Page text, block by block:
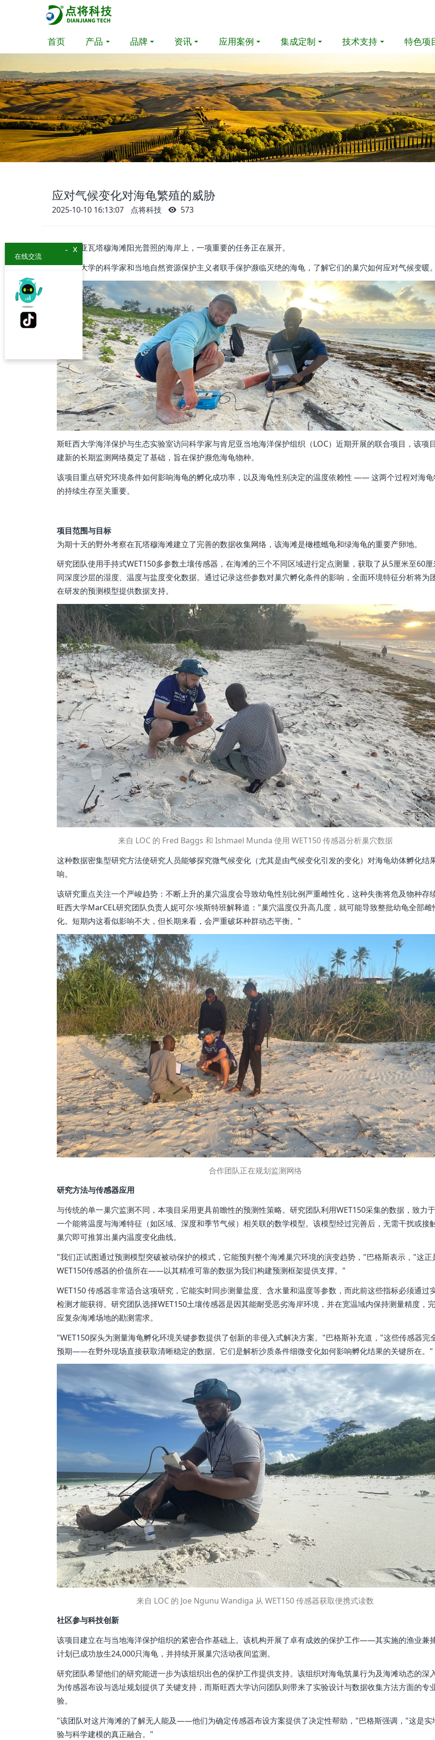
首页 产品 品牌 资讯 应用案例 集成定制 技术支持 特色项
应对气候变化对海龟繁殖的威胁
2025-10-10 16:13:07 点将科技 573
在肯尼亚瓦塔穆海滩阳光普照的海岸上，一项重要的任务正在展开。
斯旺西大学的科学家和当地自然资源保护主义者联手保护濒临灭绝的海龟，了解它们的巢穴如何应对气候变暖
斯旺西大学海洋保护与生态实验室访问科学家与肯尼亚当地海洋保护组织（LOC）近期开展的联合项目，该项
建新的长期监测网络奠定了基础，旨在保护濒危海龟物种。
该项目重点研究环境条件如何影响海龟的孵化成功率，以及海龟性别决定的温度依赖性 —— 这两个过程对海
的持续生存至关重要。
项目范围与目标
为期十天的野外考察在瓦塔穆海滩建立了完善的数据收集网络，该海滩是橄榄蠵龟和绿海龟的重要产卵地。
研究团队使用手持式WET150多参数土壤传感器，在海滩的三个不同区域进行定点测量，获取了从5厘米至60
同深度沙层的湿度、温度与盐度变化数据。通过记录这些参数对巢穴孵化条件的影响，全面环境特征分析将为
在研发的预测模型提供数据支持。
来自 LOC 的 Fred Baggs 和 Ishmael Munda 使用 WET150 传感器分析巢穴数据
这种数据密集型研究方法使研究人员能够探究微气候变化（尤其是由气候变化引发的变化）对海龟幼体孵化结
响。
该研究重点关注一个严峻趋势：不断上升的巢穴温度会导致幼龟性别比例严重雌性化，这种失衡将危及物种存
旺西大学MarCEL研究团队负责人妮可尔·埃斯特班解释道："巢穴温度仅升高几度，就可能导致整批幼龟全部雌
化。短期内这看似影响不大，但长期来看，会严重破坏种群动态平衡。"
合作团队正在规划监测网络
研究方法与传感器应用
与传统的单一巢穴监测不同，本项目采用更具前瞻性的预测性策略。研究团队利用WET150采集的数据，致力
一个能将温度与海滩特征（如区域、深度和季节气候）相关联的数学模型。该模型经过完善后，无需干扰或接
巢穴即可推算出巢内温度变化曲线。
"我们正试图通过预测模型突破被动保护的模式，它能预判整个海滩巢穴环境的演变趋势，"巴格斯表示，"这正
WET150传感器的价值所在——以其精准可靠的数据为我们构建预测框架提供支撑。"
WET150 传感器非常适合这项研究，它能实时同步测量盐度、含水量和温度等参数，而此前这些指标必须通过
检测才能获得。研究团队选择WET150土壤传感器是因其能耐受恶劣海岸环境，并在宽温域内保持测量精度，
应复杂海滩场地的勘测需求。
"WET150探头为测量海龟孵化环境关键参数提供了创新的非侵入式解决方案。"巴格斯补充道，"这些传感器完
预期——在野外现场直接获取清晰稳定的数据。它们是解析沙质条件细微变化如何影响孵化结果的关键所在。"
来自 LOC 的 Joe Ngunu Wandiga 从 WET150 传感器获取便携式读数
社区参与科技创新
该项目建立在与当地海洋保护组织的紧密合作基础上。该机构开展了卓有成效的保护工作——其实施的渔业兼
计划已成功放生24,000只海龟，并持续开展巢穴活动夜间监测。
研究团队希望他们的研究能进一步为该组织出色的保护工作提供支持。该组织对海龟筑巢行为及海滩动态的深
为传感器布设与选址规划提供了关键支持，而斯旺西大学访问团队则带来了实验设计与数据收集方法方面的专
验。
"该团队对这片海滩的了解无人能及——他们为确定传感器布设方案提供了决定性帮助，"巴格斯强调，"这是实
验与科学建模的真正融合。"
x
-
在线交流